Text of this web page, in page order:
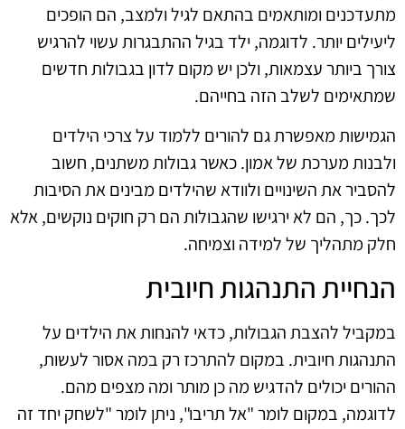
מתעדכנים ומותאמים בהתאם לגיל ולמצב, הם הופכים
ליעילים יותר. לדוגמה, ילד בגיל ההתבגרות עשוי להרגיש
צורך ביותר עצמאות, ולכן יש מקום לדון בגבולות חדשים
שמתאימים לשלב הזה בחייהם.
הגמישות מאפשרת גם להורים ללמוד על צרכי הילדים
ולבנות מערכת של אמון. כאשר גבולות משתנים, חשוב
להסביר את השינויים ולוודא שהילדים מבינים את הסיבות
לכך. כך, הם לא ירגישו שהגבולות הם רק חוקים נוקשים, אלא
חלק מתהליך של למידה וצמיחה.
הנחיית התנהגות חיובית
במקביל להצבת הגבולות, כדאי להנחות את הילדים על
התנהגות חיובית. במקום להתרכז רק במה אסור לעשות,
ההורים יכולים להדגיש מה כן מותר ומה מצפים מהם.
לדוגמה, במקום לומר "אל תריבו", ניתן לומר "לשחק יחד זה